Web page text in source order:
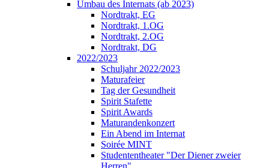
Umbau des Internats (ab 2023)
Nordtrakt, EG
Nordtrakt, 1.OG
Nordtrakt, 2.OG
Nordtrakt, DG
2022/2023
Schuljahr 2022/2023
Maturafeier
Tag der Gesundheit
Spirit Stafette
Spirit Awards
Maturandenkonzert
Ein Abend im Internat
Soirée MINT
Studententheater "Der Diener zweier
Herren"